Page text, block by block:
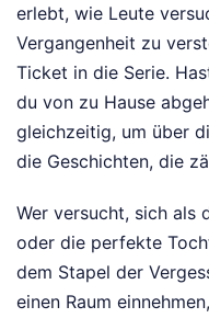
erlebt, wie Leute
Vergangenheit zu
Ticket in die Serie.
du von zu Hause
gleichzeitig, um über
die Geschichten, die
Wer versucht, sich als
oder die perfekte
dem Stapel der
einen Raum